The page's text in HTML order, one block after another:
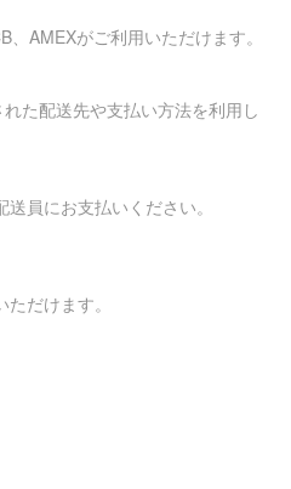
AMEXがご利用いただけます。
た配送先や支払い方法を利用し
員にお支払いください。
だけます。